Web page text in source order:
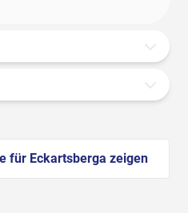
für Eckartsberga zeigen